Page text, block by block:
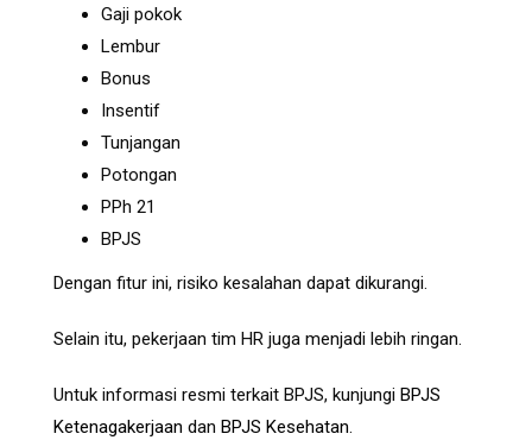
Gaji pokok
Lembur
Bonus
Insentif
Tunjangan
Potongan
PPh 21
BPJS
Dengan fitur ini, risiko kesalahan dapat dikurangi.
Selain itu, pekerjaan tim HR juga menjadi lebih ringan.
Untuk informasi resmi terkait BPJS, kunjungi BPJS
Ketenagakerjaan dan BPJS Kesehatan.